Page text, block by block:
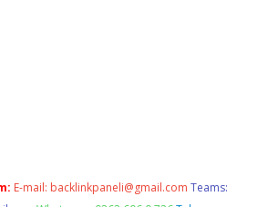
E-mail: backlinkpaneli@gmail.com Teams: